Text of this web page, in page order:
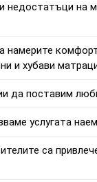
недостатъци на
намерите
и хубави
да поставим
услугата
са